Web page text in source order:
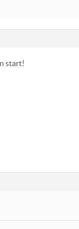
start!